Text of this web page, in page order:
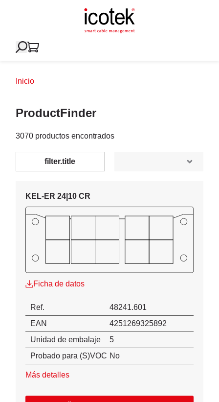
Inicio
ProductFinder
3070 productos encontrados
filter.title
KEL-ER 24|10 CR
Ficha de datos
Ref.
48241.601
EAN
4251269325892
Unidad de embalaje
5
Probado para (S)VOC No
Más detalles